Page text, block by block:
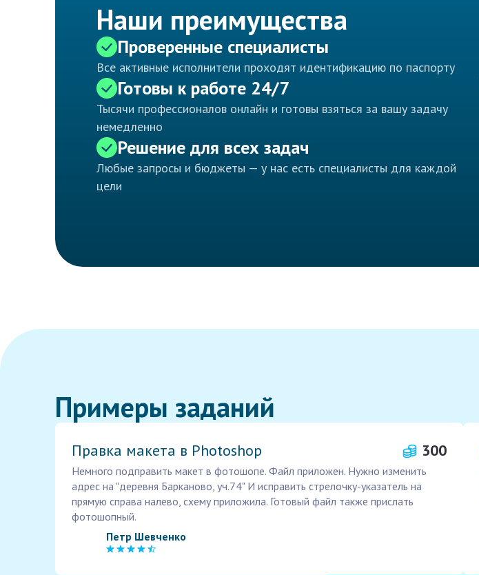
Наши преимущества
Проверенные специалисты
Все активные исполнители проходят идентификацию по паспорту
Готовы к работе 24/7
Тысячи профессионалов онлайн и готовы взяться за вашу задачу
немедленно
Решение для всех задач
Любые запросы и бюджеты — у нас есть специалисты для каждой
цели
Примеры заданий
Правка макета в Photoshop 300
Немного подправить макет в фотошопе. Файл приложен. Нужно изменить
адрес на "деревня Барканово, уч.74" И исправить стрелочку-указатель на
прямую справа налево, схему приложила. Готовый файл также прислать
фотошопный.
Петр Шевченко